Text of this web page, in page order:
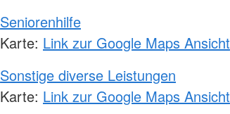
Seniorenhilfe
Karte: Link zur Google Maps Ansicht
Sonstige diverse Leistungen
Karte: Link zur Google Maps Ansicht